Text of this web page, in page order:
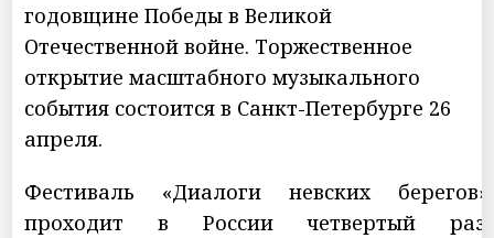
годовщине Победы в Великой
Отечественной войне. Торжественное
открытие масштабного музыкального
события состоится в Санкт-Петербурге 26
апреля.
Фестиваль «Диалоги невских берегов»
проходит в России четвертый раз.